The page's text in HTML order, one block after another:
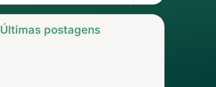
Últimas postagens